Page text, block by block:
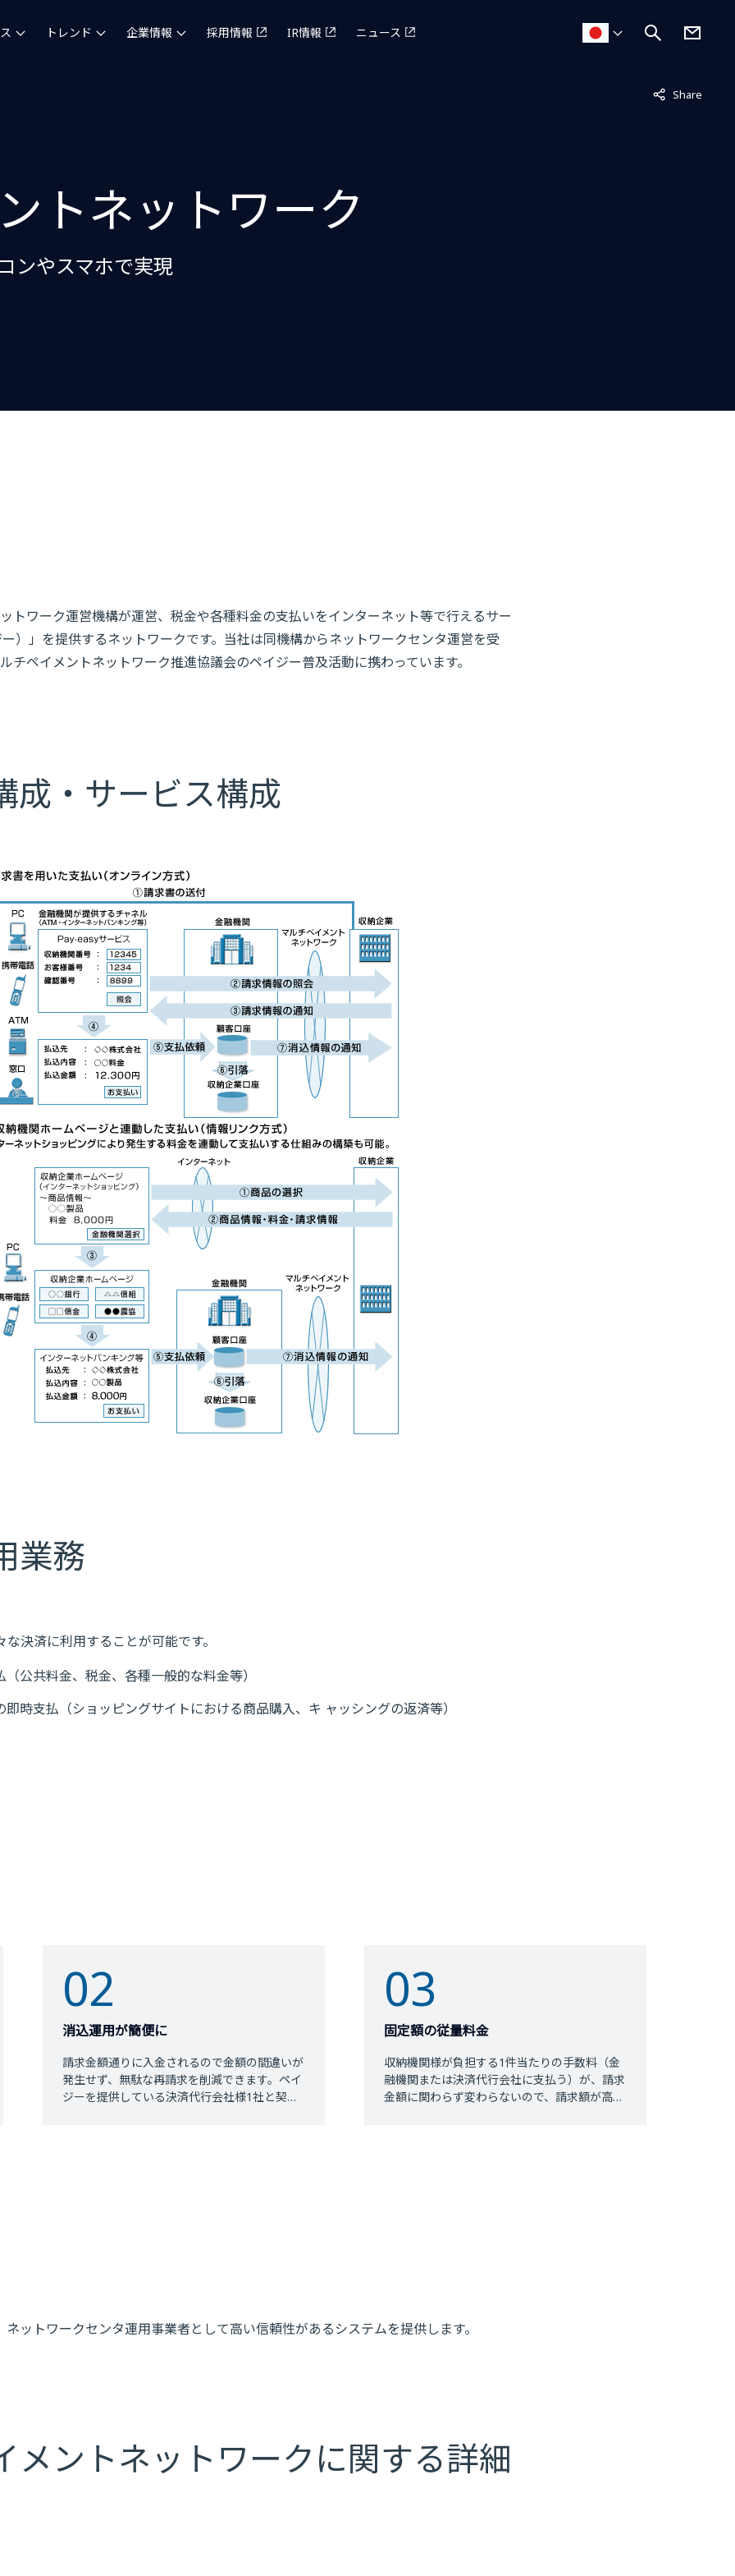
トレンド 企業情報 採用情報 IR情報 ニュース
Share
非表示中
トネットワーク
ンやスマホで実現
トワーク運営機構が運営、税金や各種料金の支払いをインターネット等で行えるサー
）」を提供するネットワークです。当社は同機構からネットワークセンタ運営を受
チペイメントネットワーク推進協議会のペイジー普及活動に携わっています。
成・サービス構成
業務
決済に利用することが可能です。
公共料金、税金、各種一般的な料金等）
時支払（ショッピングサイトにおける商品購入、キ ャッシングの返済等）
02
消込運用が簡便に
請求金額通りに入金されるので金額の間違いが
発生せず、無駄な再請求を削減できます。ペイ
ジーを提供している決済代行会社様1社と契約
03
固定額の従量料金
収納機関様が負担する1件当たりの手数料（金
融機関または決済代行会社に支払う）が、請求
金額に関わらず変わらないので、請求額が高額
ットワークセンタ運用事業者として高い信頼性があるシステムを提供します。
メントネットワークに関する詳細